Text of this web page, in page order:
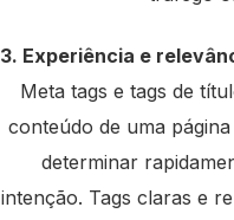
3. Experiência e
Meta tags e tags de
conteúdo de uma
determinar
intenção. Tags claras e